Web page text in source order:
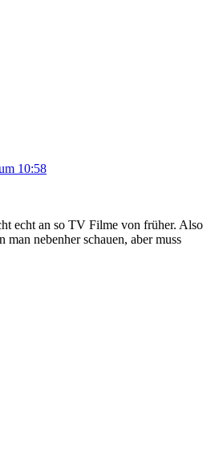
10:58
echt an so TV Filme von früher. Also
nebenher schauen, aber muss